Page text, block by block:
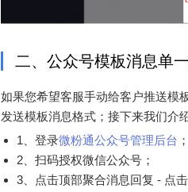
二、公众号模板消息单
如果您希望客服手动给客户推送模
发送模板消息格式；接下来我们介
1、登录微粉通公众号管理后台 ；
2、扫码授权微信公众号；
3、点击顶部聚合消息回复 - 点